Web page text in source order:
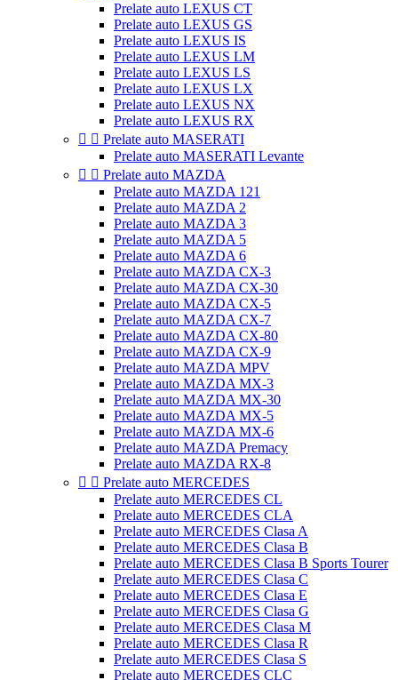
Prelate auto LEXUS CT
Prelate auto LEXUS GS
Prelate auto LEXUS IS
Prelate auto LEXUS LM
Prelate auto LEXUS LS
Prelate auto LEXUS LX
Prelate auto LEXUS NX
Prelate auto LEXUS RX
  Prelate auto MASERATI
Prelate auto MASERATI Levante
  Prelate auto MAZDA
Prelate auto MAZDA 121
Prelate auto MAZDA 2
Prelate auto MAZDA 3
Prelate auto MAZDA 5
Prelate auto MAZDA 6
Prelate auto MAZDA CX-3
Prelate auto MAZDA CX-30
Prelate auto MAZDA CX-5
Prelate auto MAZDA CX-7
Prelate auto MAZDA CX-80
Prelate auto MAZDA CX-9
Prelate auto MAZDA MPV
Prelate auto MAZDA MX-3
Prelate auto MAZDA MX-30
Prelate auto MAZDA MX-5
Prelate auto MAZDA MX-6
Prelate auto MAZDA Premacy
Prelate auto MAZDA RX-8
  Prelate auto MERCEDES
Prelate auto MERCEDES CL
Prelate auto MERCEDES CLA
Prelate auto MERCEDES Clasa A
Prelate auto MERCEDES Clasa B
Prelate auto MERCEDES Clasa B Sports Tourer
Prelate auto MERCEDES Clasa C
Prelate auto MERCEDES Clasa E
Prelate auto MERCEDES Clasa G
Prelate auto MERCEDES Clasa M
Prelate auto MERCEDES Clasa R
Prelate auto MERCEDES Clasa S
Prelate auto MERCEDES CLC